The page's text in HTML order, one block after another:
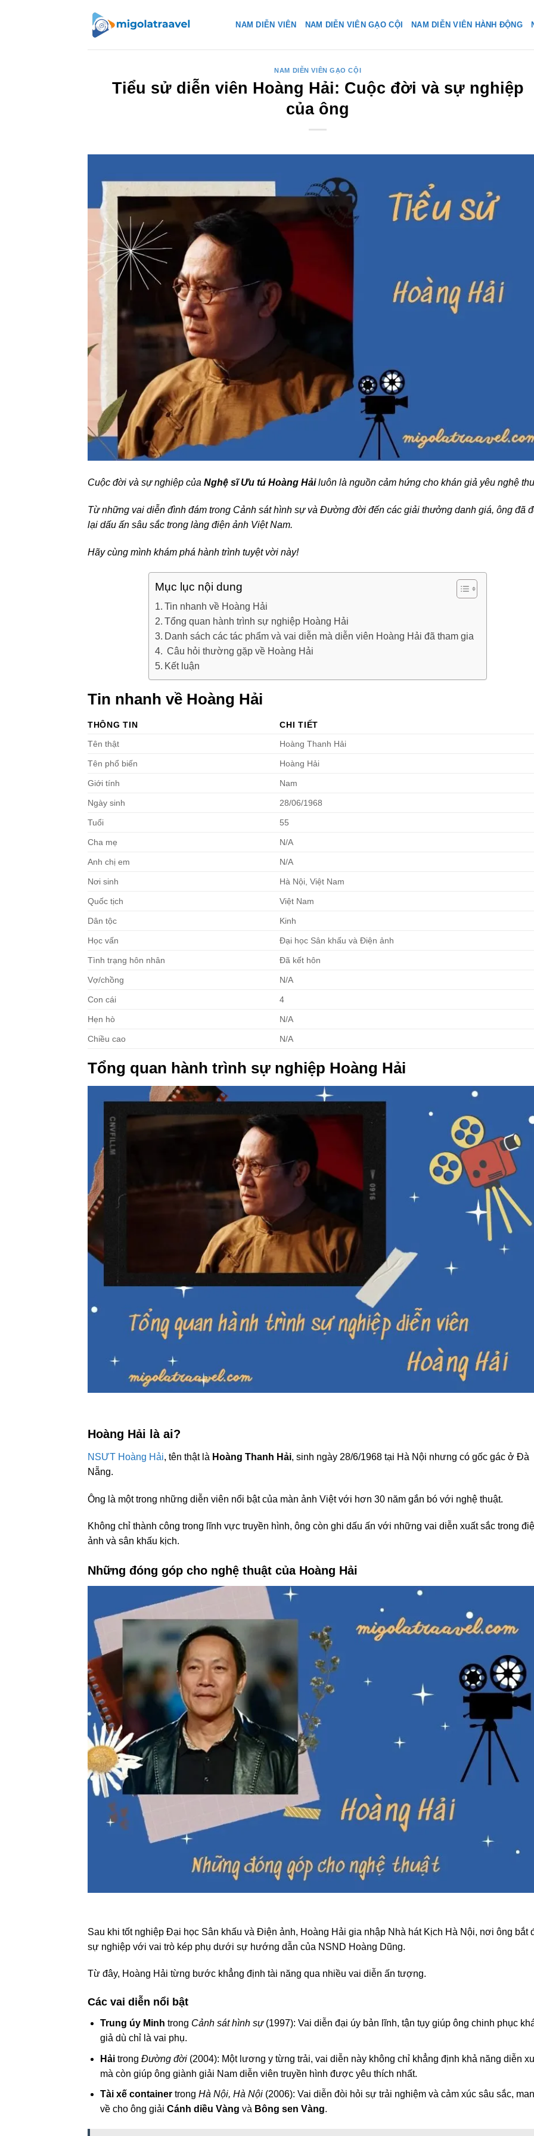
NAM DIỄN VIÊN NAM DIỄN VIÊN GẠO CỘI NAM DIỄN VIÊN HÀNH ĐỘNG
NAM DIỄN VIÊN GẠO CỘI
Tiểu sử diễn viên Hoàng Hải: Cuộc đời và sự nghiệp
của ông
Cuộc đời và sự nghiệp của Nghệ sĩ Ưu tú Hoàng Hảiluôn là nguồn cảm hứng cho khán giả yêu nghệ
Từ những vai diễn đình đám trong Cảnh sát hình sự và Đường đời đến các giải thưởng danh giá, ông đã
lại dấu ấn sâu sắc trong làng điện ảnh Việt Nam.
Hãy cùng mình khám phá hành trình tuyệt vời này!
Mục lục nội dung
Tin nhanh về Hoàng Hải
Tổng quan hành trình sự nghiệp Hoàng Hải
Danh sách các tác phẩm và vai diễn mà diễn viên Hoàng Hải đã tham gia
Câu hỏi thường gặp về Hoàng Hải
Kết luận
Tin nhanh về Hoàng Hải
THÔNG TIN
CHI TIẾT
Tên thật
Hoàng Thanh Hải
Tên phổ biến Hoàng Hải
Giới tính Nam
Ngày sinh 28/06/1968
Tuổi 55
Cha mẹ N/A
Anh chị em N/A
Nơi sinh Hà Nội, Việt Nam
Quốc tịch Việt Nam
Dân tộc Kinh
Học vấn Đại học Sân khấu và Điện ảnh
Tình trạng hôn nhân Đã kết hôn
Vợ/chồng N/A
Con cái 4
Hẹn hò N/A
Chiều cao N/A
Tổng quan hành trình sự nghiệp Hoàng Hải
Hoàng Hải là ai?
NSƯT Hoàng Hải, tên thật là Hoàng Thanh Hải, sinh ngày 28/6/1968 tại Hà Nội nhưng có gốc gác ở Đà
Nẵng.
Ông là một trong những diễn viên nổi bật của màn ảnh Việt với hơn 30 năm gắn bó với nghệ thuật.
Không chỉ thành công trong lĩnh vực truyền hình, ông còn ghi dấu ấn với những vai diễn xuất sắc trong
ảnh và sân khấu kịch.
Những đóng góp cho nghệ thuật của Hoàng Hải
Sau khi tốt nghiệp Đại học Sân khấu và Điện ảnh, Hoàng Hải gia nhập Nhà hát Kịch Hà Nội, nơi ông bắt
sự nghiệp với vai trò kép phụ dưới sự hướng dẫn của NSND Hoàng Dũng.
Từ đây, Hoàng Hải từng bước khẳng định tài năng qua nhiều vai diễn ấn tượng.
Các vai diễn nổi bật
Trung úy Minh trong Cảnh sát hình sự(1997): Vai diễn đại úy bản lĩnh, tận tụy giúp ông chinh phục
giả dù chỉ là vai phụ.
Hảitrong Đường đời(2004): Một lương y từng trải, vai diễn này không chỉ khẳng định khả năng diễn
mà còn giúp ông giành giải Nam diễn viên truyền hình được yêu thích nhất.
Tài xế containertrong Hà Nội, Hà Nội(2006): Vai diễn đòi hỏi sự trải nghiệm và cảm xúc sâu sắc,
về cho ông giải Cánh diều Vàng và Bông sen Vàng.